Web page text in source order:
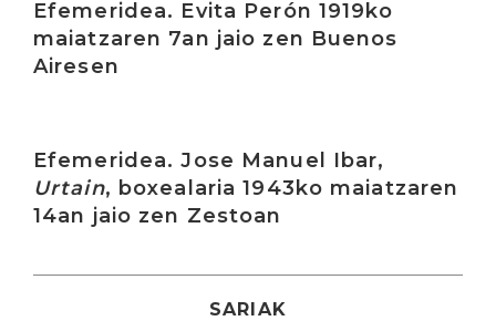
Efemeridea. Evita Perón 1919ko
maiatzaren 7an jaio zen Buenos
Airesen
Efemeridea. Jose Manuel Ibar,
Urtain, boxealaria 1943ko maiatzaren
14an jaio zen Zestoan
SARIAK